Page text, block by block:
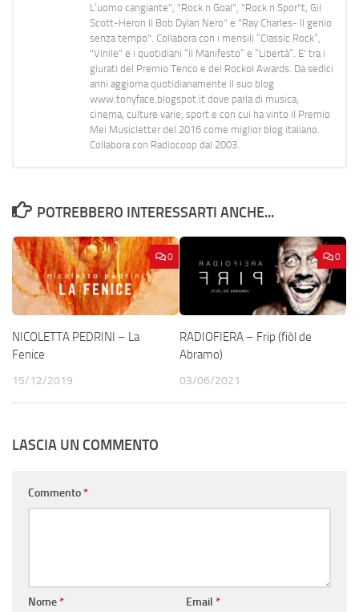
L’uomo cangiante", "Rock n Goal", "Rock n Spor"t, Gil
Scott-Heron Il Bob Dylan Nero" e "Ray Charles- Il genio
senza tempo". Collabora con i mensili “Classic Rock”,
"Vinile" e i quotidiani “Il Manifesto” e “Libertà”. E' tra i
giurati del Premio Tenco e del Rockol Awards. Da sedici
anni aggiorna quotidianamente il suo blog
www.tonyface.blogspot.it dove parla di musica,
cinema, culture varie, sport e con cui ha vinto il Premio
Mei Musicletter del 2016 come miglior blog italiano.
Collabora con Radiocoop dal 2003.
POTREBBERO INTERESSARTI ANCHE...
0
NICOLETTA PEDRINI – La
Fenice
15/12/2019
0
RADIOFIERA – Frip (fiòl de
Abramo)
03/06/2021
LASCIA UN COMMENTO
Commento*
Nome* Email *